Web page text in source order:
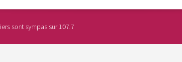
sont sympas sur 107.7